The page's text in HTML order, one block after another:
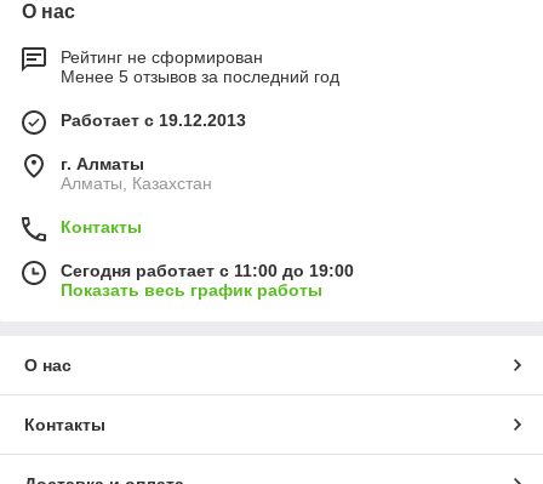
О нас
Рейтинг не сформирован
Менее 5 отзывов за последний год
Работает с 19.12.2013
г. Алматы
Алматы, Казахстан
Контакты
Сегодня работает с 11:00 до 19:00
Показать весь график работы
О нас
Контакты